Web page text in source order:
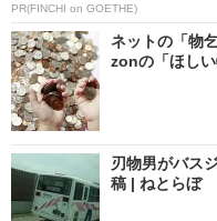
PR(FINCHI on GOETHE)
ネットの「物
zonの「ほし
刃物男がバス
稿 | ねとらぼ